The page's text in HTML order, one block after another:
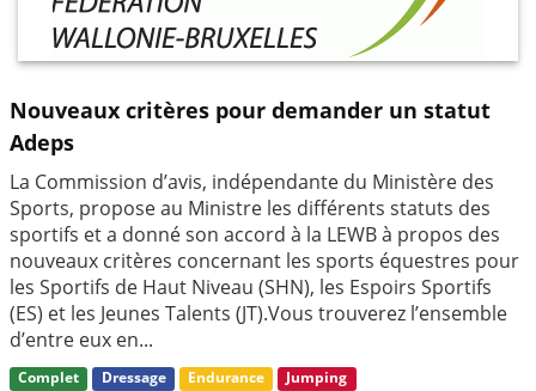
Nouveaux critères pour demander un statut
Adeps
La Commission d’avis, indépendante du Ministère des
Sports, propose au Ministre les différents statuts des
sportifs et a donné son accord à la LEWB à propos des
nouveaux critères concernant les sports équestres pour
les Sportifs de Haut Niveau (SHN), les Espoirs Sportifs
(ES) et les Jeunes Talents (JT).Vous trouverez l’ensemble
d’entre eux en...
Complet Dressage Endurance Jumping